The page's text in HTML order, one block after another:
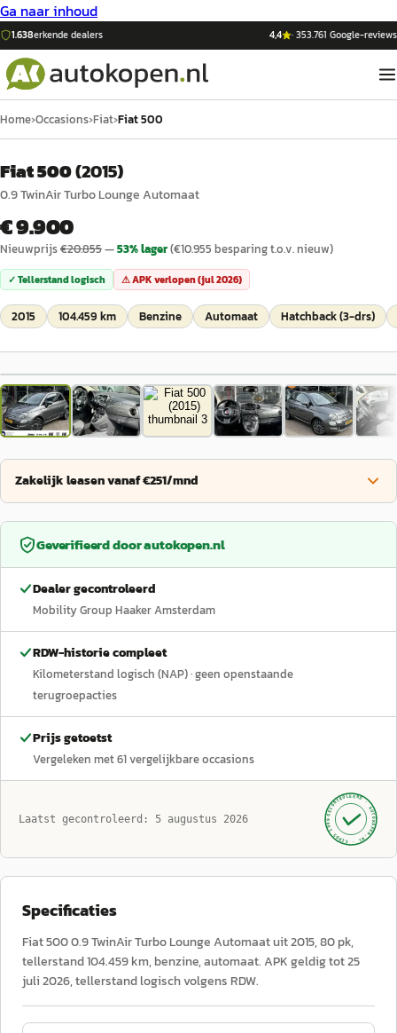
Ga naar inhoud
1.638erkende dealers 4,4 ·353.761 Google-reviews
Home›Occasions›Fiat›Fiat 500
Fiat 500(2015)
0.9 TwinAir Turbo Lounge Automaat
€ 9.900
Nieuwprijs€20.855—53% lager(€10.955 besparing t.o.v. nieuw)
✓ Tellerstand logisch ⚠ APK verlopen (jul 2026)
2015 104.459 km Benzine Automaat Hatchback (3-drs)
1/31
Zakelijk leasen vanaf €251/mnd
Geverifieerd doorautokopen.nl
Dealer gecontroleerd
Mobility Group Haaker Amsterdam
RDW-historie compleet
Kilometerstand logisch (NAP)· geen openstaande
terugroepacties
Prijs getoetst
Vergeleken met61vergelijkbare occasions
Laatst gecontroleerd: 5 augustus 2026 GECONTROLEERD ·
AUTOKOPEN.NL
· SINDS 1999 ·
Specificaties
Fiat 500 0.9 TwinAir Turbo Lounge Automaat uit 2015, 80 pk,
tellerstand 104.459 km, benzine, automaat. APK geldig tot 25
juli 2026, tellerstand logisch volgens RDW.